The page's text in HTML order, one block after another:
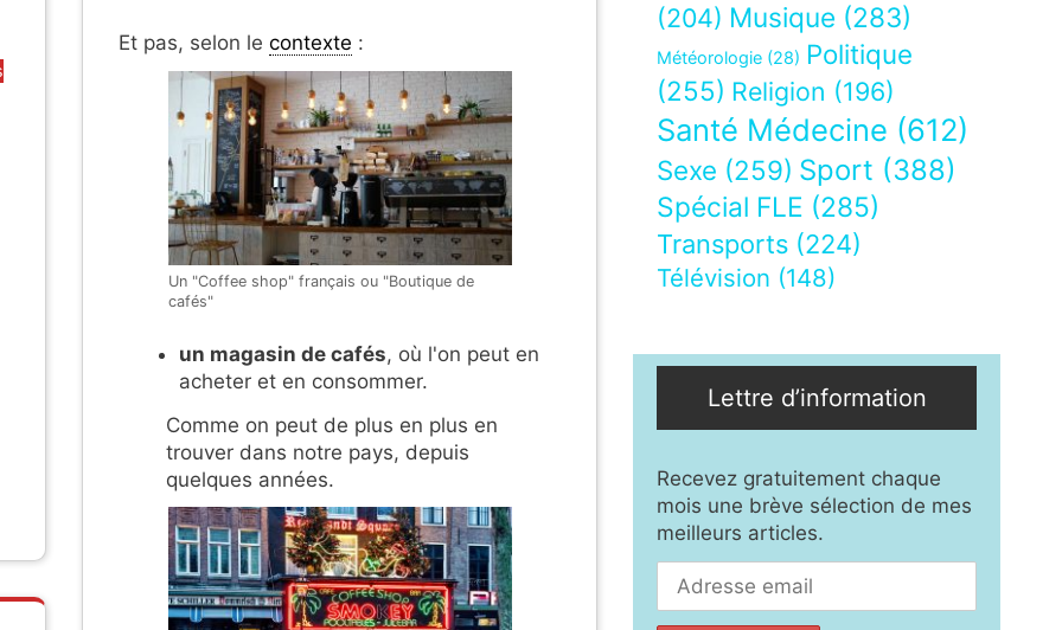
Et pas, selon le contexte :
Un "Coffee shop" français ou "Boutique de
cafés"
un magasin de cafés, où l'on peut en
acheter et en consommer.
Comme on peut de plus en plus en
trouver dans notre pays, depuis
quelques années.
(204) Musique (283)
Météorologie (28) Politique
(255) Religion (196)
Santé Médecine (612)
Sexe (259) Sport (388)
Spécial FLE (285)
Transports (224)
Télévision (148)
Lettre d’information
Recevez gratuitement chaque
mois une brève sélection de mes
meilleurs articles.